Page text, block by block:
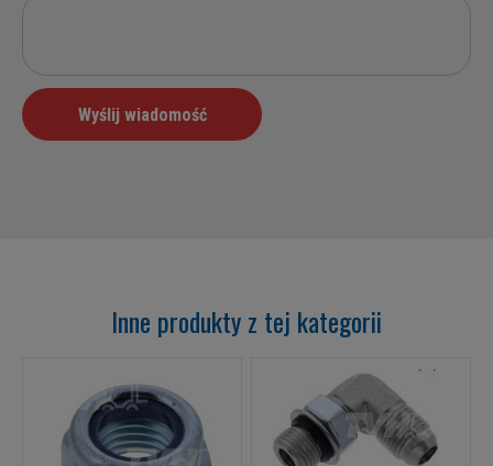
Inne produkty z tej kategorii